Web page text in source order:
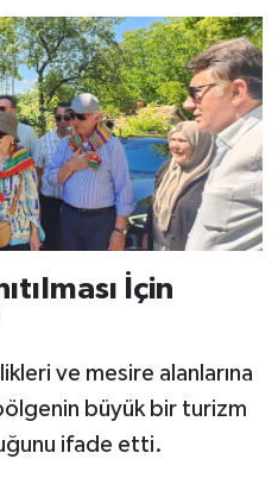
İçin
ve mesire alanlarına
büyük bir turizm
ifade etti.